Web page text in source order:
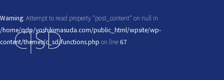
Warning: Attempt to read property "post_content" on null in
/home/qdp/yoshikimasuda.com/public_html/wpsite/wp-
content/themes/c_sd/functions.php on line67